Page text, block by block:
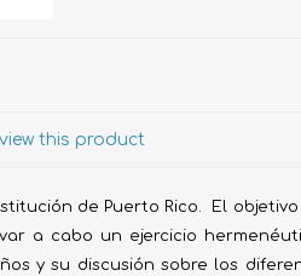
/ Derecho Prueba
this product
de Puerto Rico. El
a cabo un ejercicio
y su discusión sobre los